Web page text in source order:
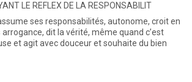
LE REFLEX DE LA RESPONSABILIT
ses responsabilités, autonome, croit en
même quand c’est
bien